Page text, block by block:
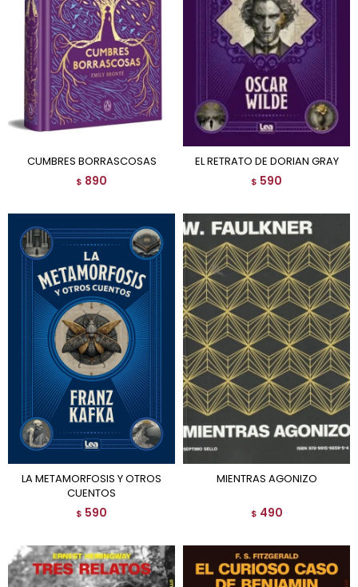
CUMBRES BORRASCOSAS
$ 890
EL RETRATO DE DORIAN GRAY
$ 590
LA METAMORFOSIS Y OTROS
CUENTOS
$ 590
MIENTRAS AGONIZO
$ 490